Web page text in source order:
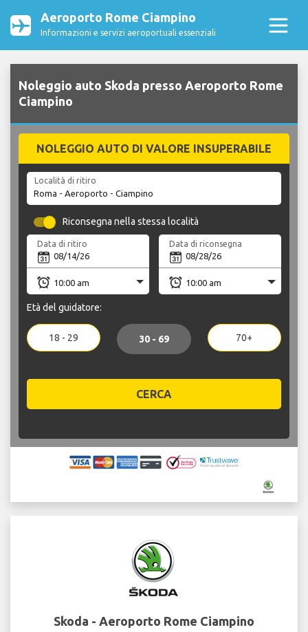
Aeroporto Rome Ciampino
Informazioni e servizi aeroportuali essenziali
Noleggio auto Skoda presso Aeroporto Rome
Ciampino
NOLEGGIO AUTO DI VALORE INSUPERABILE
Località di ritiro
Riconsegna nella stessa località
Data di ritiro Data di riconsegna
Età del guidatore:
18 - 29 30 - 69 70+
CERCA
Skoda - Aeroporto Rome Ciampino